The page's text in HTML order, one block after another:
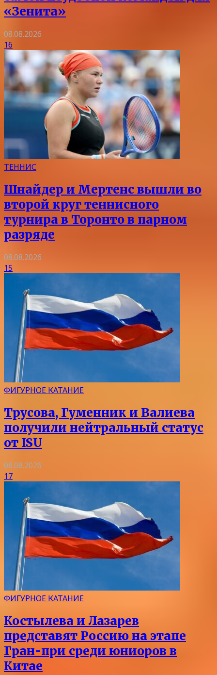
«Зенита»
08.08.2026
16
ТЕННИС
Шнайдер и Мертенс вышли во
второй круг теннисного
турнира в Торонто в парном
разряде
08.08.2026
15
ФИГУРНОЕ КАТАНИЕ
Трусова, Гуменник и Валиева
получили нейтральный статус
от ISU
08.08.2026
17
ФИГУРНОЕ КАТАНИЕ
Костылева и Лазарев
представят Россию на этапе
Гран-при среди юниоров в
Китае